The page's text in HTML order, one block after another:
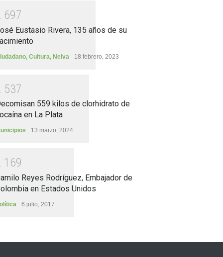
697
Eustasio Rivera, 135 años de su
, Cultura, Neiva 18 febrero, 2023
537
559 kilos de clorhidrato de
en La Plata
13 marzo, 2024
1 69
Reyes Rodríguez, Embajador de
en Estados Unidos
6 julio, 2017